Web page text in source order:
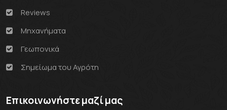
Reviews
Μηχανήματα
Γεωπονικά
Σημείωμα του Αγρότη
Επικοινωνήστε μαζί μας